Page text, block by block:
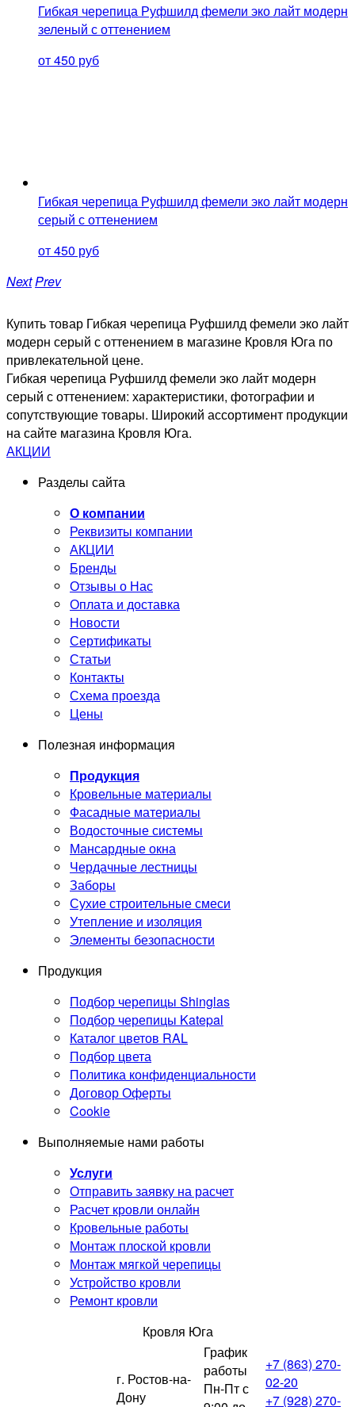
Гибкая черепица Руфшилд фемели эко лайт модерн
зеленый с оттенением
от 450 руб
Гибкая черепица Руфшилд фемели эко лайт модерн
серый с оттенением
от 450 руб
NextPrev
Купить товар Гибкая черепица Руфшилд фемели эко лайт
модерн серый с оттенением в магазине Кровля Юга по
привлекательной цене.
Гибкая черепица Руфшилд фемели эко лайт модерн
серый с оттенением: характеристики, фотографии и
сопутствующие товары. Широкий ассортимент продукции
на сайте магазина Кровля Юга.
АКЦИИ
Разделы сайта
О компании
Реквизиты компании
АКЦИИ
Бренды
Отзывы о Нас
Оплата и доставка
Новости
Сертификаты
Статьи
Контакты
Схема проезда
Цены
Полезная информация
Продукция
Кровельные материалы
Фасадные материалы
Водосточные системы
Мансардные окна
Чердачные лестницы
Заборы
Сухие строительные смеси
Утепление и изоляция
Элементы безопасности
Продукция
Подбор черепицы Shinglas
Подбор черепицы Katepal
Каталог цветов RAL
Подбор цвета
Политика конфиденциальности
Договор Оферты
Cookie
Выполняемые нами работы
Услуги
Отправить заявку на расчет
Расчет кровли онлайн
Кровельные работы
Монтаж плоской кровли
Монтаж мягкой черепицы
Устройство кровли
Ремонт кровли
Кровля Юга
г. Ростов-на-
Дону
График
работы
Пн-Пт с
+7 (863) 270-
02-20
+7 (928) 270-